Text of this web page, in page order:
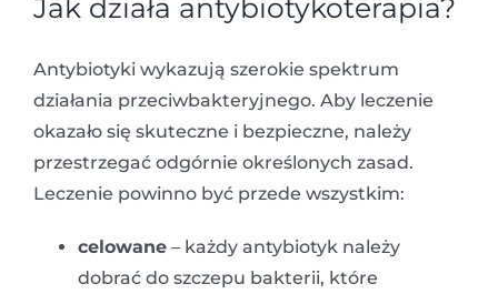
Jak działa antybiotykoterapia?
Antybiotyki wykazują szerokie spektrum
działania przeciwbakteryjnego. Aby leczenie
okazało się skuteczne i bezpieczne, należy
przestrzegać odgórnie określonych zasad.
Leczenie powinno być przede wszystkim:
celowane – każdy antybiotyk należy
dobrać do szczepu bakterii, które